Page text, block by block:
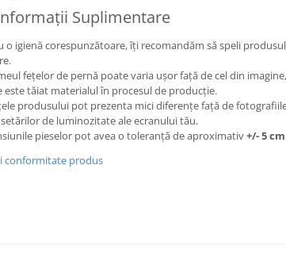
Suplimentare
o igienă corespunzătoare, îți recomandăm să speli
fețelor de pernă poate varia ușor față de cel din
este tăiat materialul în procesul de producție.
produsului pot prezenta mici diferențe față de
de luminozitate ale ecranului tău.
pieselor pot avea o toleranță de aproximativ+/- 5 cm
conformitate produs